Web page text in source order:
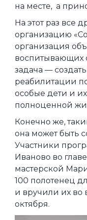
на месте, а
На этот раз все
организацию
организация
воспитывающих
задача —
реабилитации
особые дети и
полноценной
Конечно же,
она может быть
Участники
Иваново во
мастерской
100 полотенец
и вручили их во
октября.